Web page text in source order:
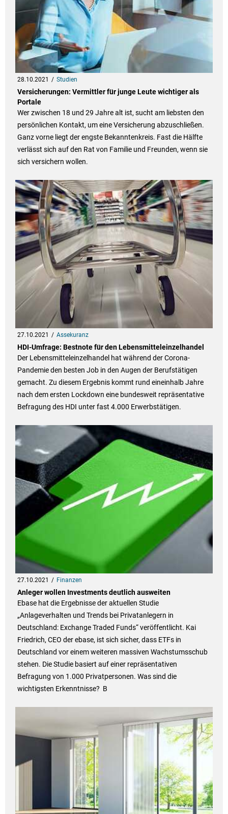
28.10.2021 Studien
Versicherungen: Vermittler für junge Leute wichtiger als
Portale
Wer zwischen 18 und 29 Jahre alt ist, sucht am liebsten den
persönlichen Kontakt, um eine Versicherung abzuschließen.
Ganz vorne liegt der engste Bekanntenkreis. Fast die Hälfte
verlässt sich auf den Rat von Familie und Freunden, wenn sie
sich versichern wollen.
27.10.2021 Assekuranz
HDI-Umfrage: Bestnote für den Lebensmitteleinzelhandel
Der Lebensmitteleinzelhandel hat während der Corona-
Pandemie den besten Job in den Augen der Berufstätigen
gemacht. Zu diesem Ergebnis kommt rund eineinhalb Jahre
nach dem ersten Lockdown eine bundesweit repräsentative
Befragung des HDI unter fast 4.000 Erwerbstätigen.
27.10.2021 Finanzen
Anleger wollen Investments deutlich ausweiten
Ebase hat die Ergebnisse der aktuellen Studie
„Anlageverhalten und Trends bei Privatanlegern in
Deutschland: Exchange Traded Funds“ veröffentlicht. Kai
Friedrich, CEO der ebase, ist sich sicher, dass ETFs in
Deutschland vor einem weiteren massiven Wachstumsschub
stehen. Die Studie basiert auf einer repräsentativen
Befragung von 1.000 Privatpersonen. Was sind die
wichtigsten Erkenntnisse? B